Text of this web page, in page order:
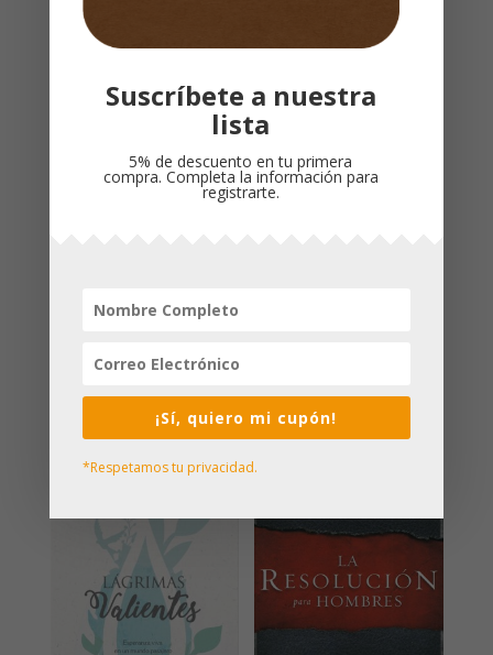
LOS 10
MANDAMIENTOS DEL
YOUNG
69,000El
precio
era:
$59,000El
precio
es:
$
Suscríbete a nuestra
lista
5% de descuento en tu primera
compra. Completa la información para
registrarte.
¡Sí, quiero mi cupón!
*Respetamos tu privacidad.